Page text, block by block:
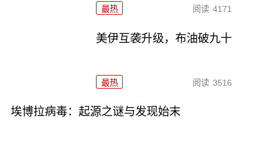
最热 阅读 4171
美伊互袭升级，布油破九十
最热 阅读 3516
埃博拉病毒：起源之谜与发现始末